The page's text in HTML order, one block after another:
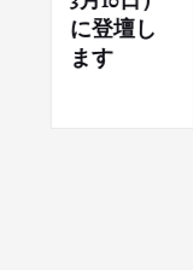
に登壇し
ます